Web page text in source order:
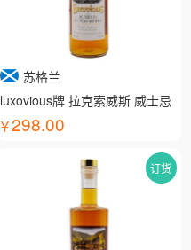
苏格兰
luxovious牌 拉克索威斯 威士忌
298.00
订货